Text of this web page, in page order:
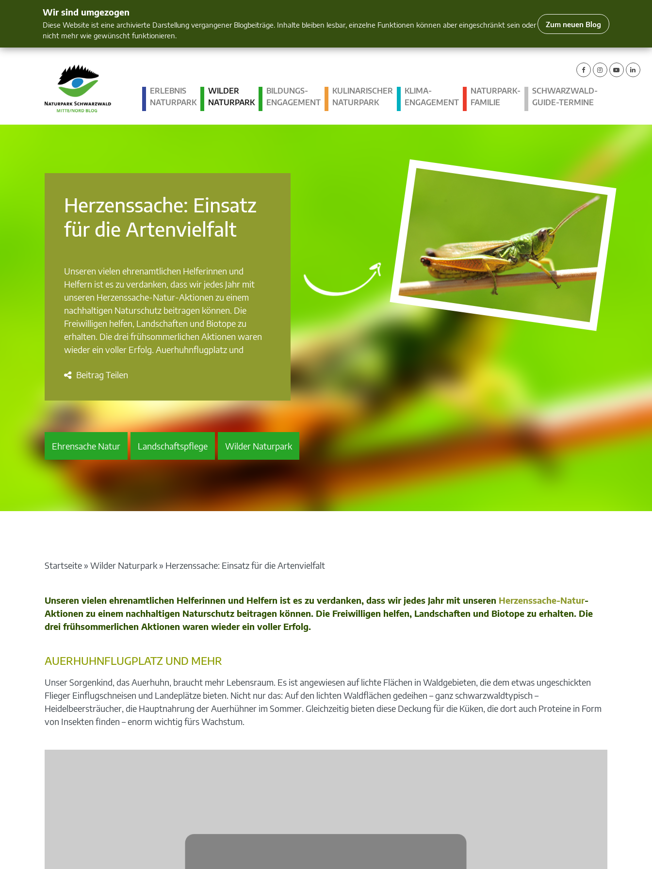
Wir sind umgezogen
Diese Website ist eine archivierte Darstellung vergangener Blogbeiträge. Inhalte bleiben lesbar, einzelne Funktionen können aber eingeschränkt sein oder
nicht mehr wie gewünscht funktionieren.
Zum neuen Blog
Mensch und Natur im Blick
ERLEBNIS
NATURPARK
WILDER
NATURPARK
BILDUNGS­
ENGAGEMENT
KULINARISCHER
NATURPARK
KLIMA­
ENGAGEMENT
NATURPARK-
FAMILIE
SCHWARZWALD-
GUIDE-TERMINE
Herzenssache: Einsatz
für die Artenvielfalt
Unseren vielen ehrenamtlichen Helferinnen und
Helfern ist es zu verdanken, dass wir jedes Jahr mit
unseren Herzenssache-Natur-Aktionen zu einem
nachhaltigen Naturschutz beitragen können. Die
Freiwilligen helfen, Landschaften und Biotope zu
erhalten. Die drei frühsommerlichen Aktionen waren
wieder ein voller Erfolg. Auerhuhnflugplatz und
Beitrag Teilen
Ehrensache Natur Landschaftspflege Wilder Naturpark
Startseite» Wilder Naturpark» Herzenssache: Einsatz für die Artenvielfalt
Unseren vielen ehrenamtlichen Helferinnen und Helfern ist es zu verdanken, dass wir jedes Jahr mit unseren Herzenssache-Natur-
Aktionen zu einem nachhaltigen Naturschutz beitragen können. Die Freiwilligen helfen, Landschaften und Biotope zu erhalten. Die
drei frühsommerlichen Aktionen waren wieder ein voller Erfolg.
AUERHUHNFLUGPLATZ UND MEHR
Unser Sorgenkind, das Auerhuhn, braucht mehr Lebensraum. Es ist angewiesen auf lichte Flächen in Waldgebieten, die dem etwas ungeschickten
Flieger Einflugschneisen und Landeplätze bieten. Nicht nur das: Auf den lichten Waldflächen gedeihen – ganz schwarzwaldtypisch –
Heidelbeersträucher, die Hauptnahrung der Auerhühner im Sommer. Gleichzeitig bieten diese Deckung für die Küken, die dort auch Proteine in Form
von Insekten finden – enorm wichtig fürs Wachstum.